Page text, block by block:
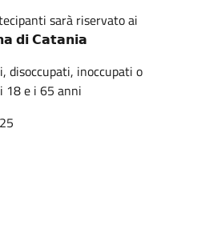
sarà riservato ai
𝗱𝗶 𝗖𝗮𝘁𝗮𝗻𝗶𝗮
inoccupati o
e i 65 anni